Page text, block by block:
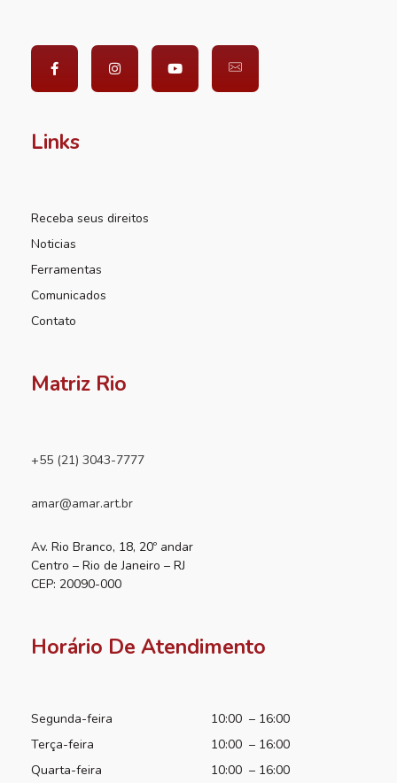
Links
Receba seus direitos
Noticias
Ferramentas
Comunicados
Contato
Matriz Rio
+55 (21) 3043-7777
amar@amar.art.br
Av. Rio Branco, 18, 20º andar
Centro – Rio de Janeiro – RJ
CEP: 20090-000
Horário De Atendimento
Segunda-feira
10:00 – 16:00
Terça-feira
10:00 – 16:00
Quarta-feira
10:00 – 16:00